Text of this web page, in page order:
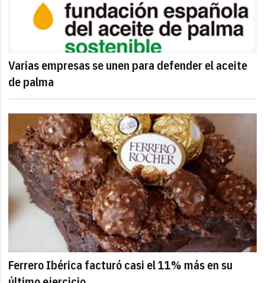
Varias empresas se unen para defender el aceite
de palma
Ferrero Ibérica facturó casi el 11% más en su